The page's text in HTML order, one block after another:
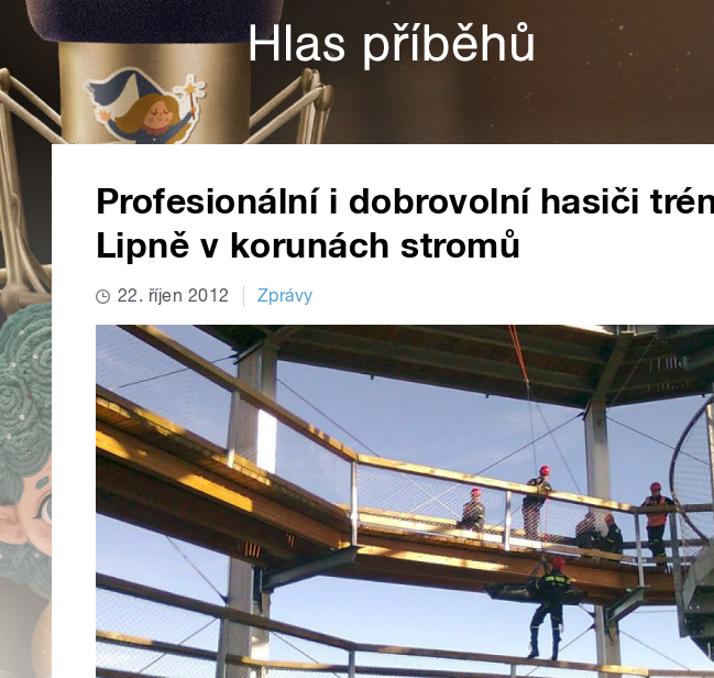
Profesionální i dobrovolní hasiči
Lipně v korunách stromů
22. říjen 2012 Zprávy